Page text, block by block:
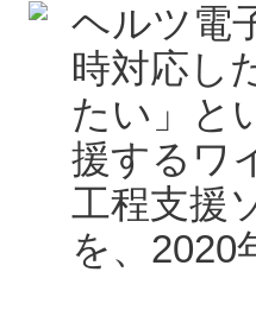
ヘルツ電
時対応し
たい」と
援するワ
工程支援
を、2020